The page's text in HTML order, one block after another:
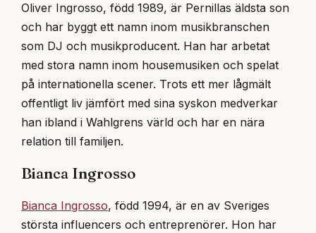
Oliver Ingrosso, född 1989, är Pernillas äldsta son
och har byggt ett namn inom musikbranschen
som DJ och musikproducent. Han har arbetat
med stora namn inom housemusiken och spelat
på internationella scener. Trots ett mer lågmält
offentligt liv jämfört med sina syskon medverkar
han ibland i Wahlgrens värld och har en nära
relation till familjen.
Bianca Ingrosso
Bianca Ingrosso, född 1994, är en av Sveriges
största influencers och entreprenörer. Hon har